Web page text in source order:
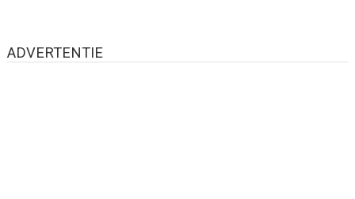
ADVERTENTIE